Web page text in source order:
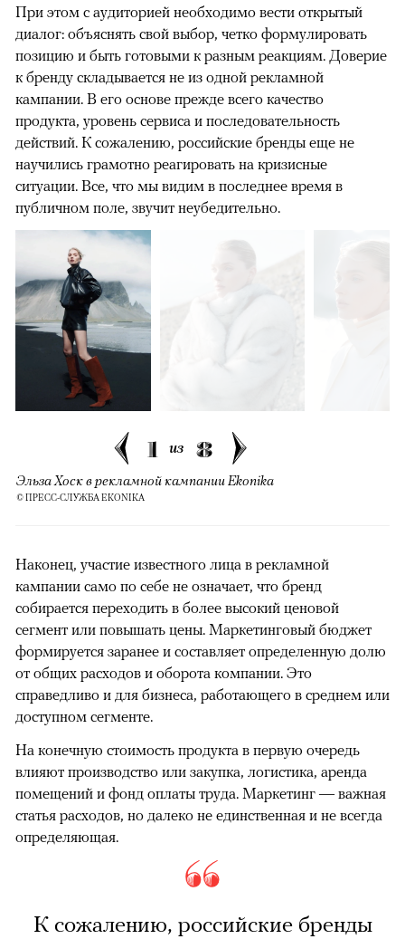
При этом с аудиторией необходимо вести открытый
диалог: объяснять свой выбор, четко формулировать
позицию и быть готовыми к разным реакциям. Доверие
к бренду складывается не из одной рекламной
кампании. В его основе прежде всего качество
продукта, уровень сервиса и последовательность
действий. К сожалению, российские бренды еще не
научились грамотно реагировать на кризисные
ситуации. Все, что мы видим в последнее время в
публичном поле, звучит неубедительно.
1 из 8
Эльза Хоск в рекламной кампании Ekonika
© ПРЕСС-СЛУЖБА EKONIKA
Наконец, участие известного лица в рекламной
кампании само по себе не означает, что бренд
собирается переходить в более высокий ценовой
сегмент или повышать цены. Маркетинговый бюджет
формируется заранее и составляет определенную долю
от общих расходов и оборота компании. Это
справедливо и для бизнеса, работающего в среднем или
доступном сегменте.
На конечную стоимость продукта в первую очередь
влияют производство или закупка, логистика, аренда
помещений и фонд оплаты труда. Маркетинг — важная
статья расходов, но далеко не единственная и не всегда
определяющая.
К сожалению, российские бренды